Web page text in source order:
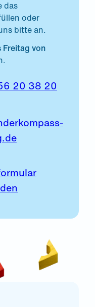
das
oder
bitte an.
Freitag von
20 38 20